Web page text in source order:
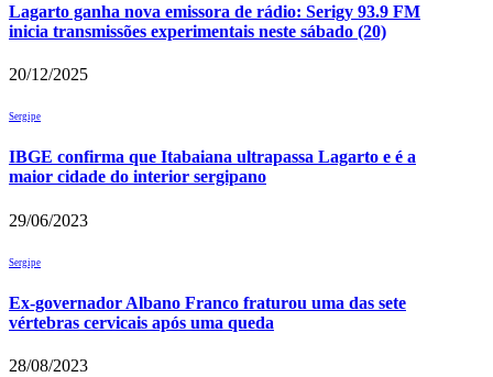
Lagarto ganha nova emissora de rádio: Serigy 93.9 FM
inicia transmissões experimentais neste sábado (20)
20/12/2025
Sergipe
IBGE confirma que Itabaiana ultrapassa Lagarto e é a
maior cidade do interior sergipano
29/06/2023
Sergipe
Ex-governador Albano Franco fraturou uma das sete
vértebras cervicais após uma queda
28/08/2023